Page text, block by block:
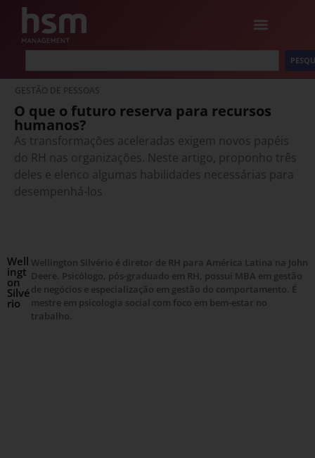
GESTÃO DE PESSOAS
O que o futuro reserva para recursos
humanos?
As transformações aceleradas exigem novos papéis
do RH nas organizações. Neste artigo, proponho três
deles e elenco algumas habilidades necessárias para
desempenhá-los
Well
ingt
on
Silvé
rio
Wellington Silvério é diretor de RH para América Latina na John
Deere. Psicólogo, pós-graduado em RH, possui MBA em gestão
de negócios e especialização em gestão do comportamento. É
mestre em psicologia social com foco em bem-estar no
trabalho.